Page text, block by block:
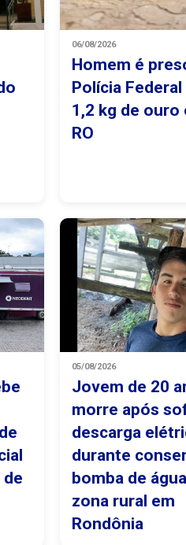
06/08/2026
Homem é
Polícia
1,2 kg de ouro
RO
de
05/08/2026
Jovem de 20
morre após
descarga
durante
bomba de
zona rural em
Rondônia